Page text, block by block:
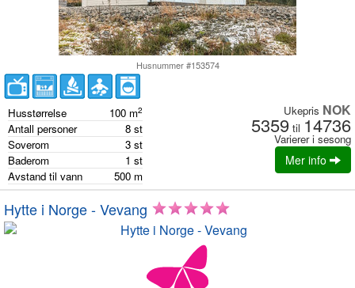
Husnummer #153574
Husstørrelse 100 m2
Antall personer 8 st
Soverom
3 st
Baderom
1 st
Avstand til vann
500 m
Ukepris NOK
5359 til 14736
Varierer i sesong
Mer info
Hytte i Norge - Vevang